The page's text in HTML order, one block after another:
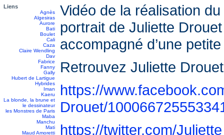
Liens
Agnès
Algesiras
Aurore
Bati
Boulet
Cali
Caza
Claire Wendling
Dav
Fabrice
Fanny
Gally
Hubert de Lartigue
Hybrides
Iman
Kaeru
La blonde, la brune et
le dessinateur
les Monstres de Paris
Maba
Manchu
Mati
Maud Amoretti
Vidéo de la réalisation
portrait de Juliette
accompagné d’une
Retrouvez Juliette
https://
Drouet/
https://twitter.com/